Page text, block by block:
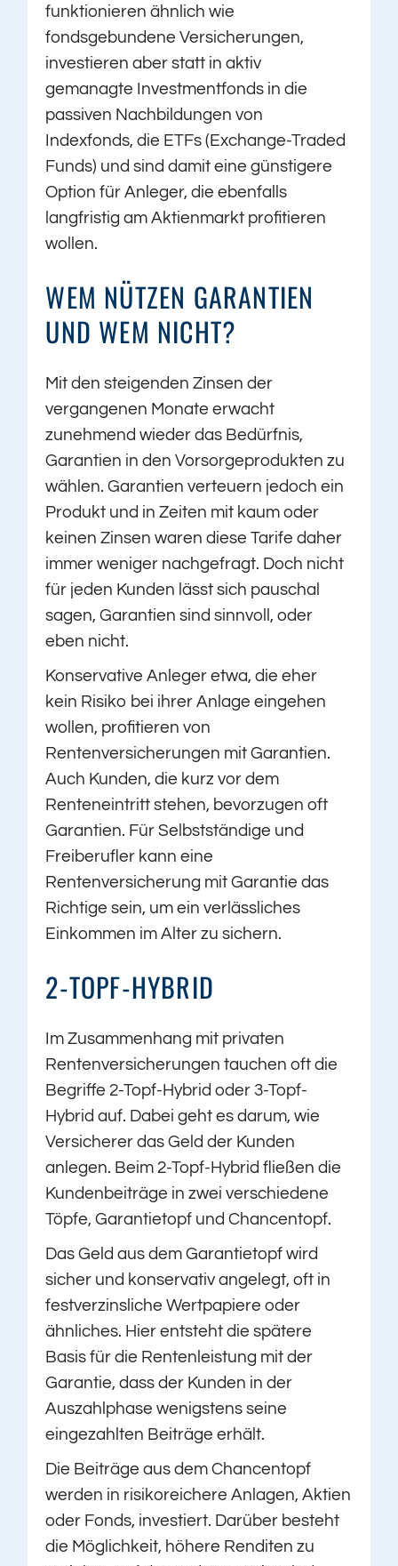
funktionieren ähnlich wie
fondsgebundene Versicherungen,
investieren aber statt in aktiv
gemanagte Investmentfonds in die
passiven Nachbildungen von
Indexfonds, die ETFs (Exchange-Traded
Funds) und sind damit eine günstigere
Option für Anleger, die ebenfalls
langfristig am Aktienmarkt profitieren
wollen.
WEM NÜTZEN GARANTIEN
UND WEM NICHT?
Mit den steigenden Zinsen der
vergangenen Monate erwacht
zunehmend wieder das Bedürfnis,
Garantien in den Vorsorgeprodukten zu
wählen. Garantien verteuern jedoch ein
Produkt und in Zeiten mit kaum oder
keinen Zinsen waren diese Tarife daher
immer weniger nachgefragt. Doch nicht
für jeden Kunden lässt sich pauschal
sagen, Garantien sind sinnvoll, oder
eben nicht.
Konservative Anleger etwa, die eher
kein Risiko bei ihrer Anlage eingehen
wollen, profitieren von
Rentenversicherungen mit Garantien.
Auch Kunden, die kurz vor dem
Renteneintritt stehen, bevorzugen oft
Garantien. Für Selbstständige und
Freiberufler kann eine
Rentenversicherung mit Garantie das
Richtige sein, um ein verlässliches
Einkommen im Alter zu sichern.
2-TOPF-HYBRID
Im Zusammenhang mit privaten
Rentenversicherungen tauchen oft die
Begriffe 2-Topf-Hybrid oder 3-Topf-
Hybrid auf. Dabei geht es darum, wie
Versicherer das Geld der Kunden
anlegen. Beim 2-Topf-Hybrid fließen die
Kundenbeiträge in zwei verschiedene
Töpfe, Garantietopf und Chancentopf.
Das Geld aus dem Garantietopf wird
sicher und konservativ angelegt, oft in
festverzinsliche Wertpapiere oder
ähnliches. Hier entsteht die spätere
Basis für die Rentenleistung mit der
Garantie, dass der Kunden in der
Auszahlphase wenigstens seine
eingezahlten Beiträge erhält.
Die Beiträge aus dem Chancentopf
werden in risikoreichere Anlagen, Aktien
oder Fonds, investiert. Darüber besteht
die Möglichkeit, höhere Renditen zu